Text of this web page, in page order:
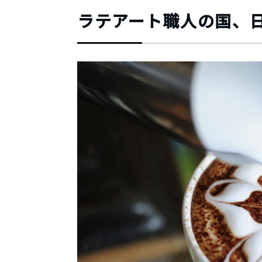
ラテアート職人の国、